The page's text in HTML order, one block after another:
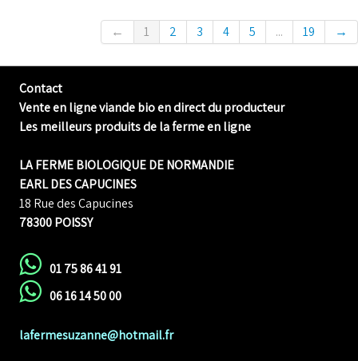
← 1 2 3 4 5 ... 19 →
Contact
Vente en ligne viande bio en direct du producteur
Les meilleurs produits de la ferme en ligne
LA FERME BIOLOGIQUE DE NORMANDIE
EARL DES CAPUCINES
18 Rue des Capucines
78300 POISSY
01 75 86 41 91
06 16 14 50 00
lafermesuzanne@hotmail.fr